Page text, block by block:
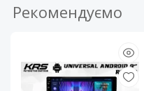
Рекомендуємо